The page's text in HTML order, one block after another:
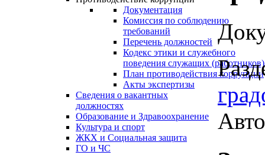
Документация
Комиссия по соблюдению
требований
Перечень должностей
Кодекс этики и служебного
поведения служащих (работников)
План противодействия коррупции
Акты экспертизы
Сведения о вакантных
должностях
Образование и Здравоохранение
Культура и спорт
ЖКХ и Социальная защита
ГО и ЧС